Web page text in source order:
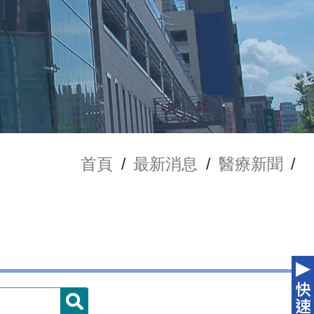
首頁 / 最新消息 / 醫療新聞 /